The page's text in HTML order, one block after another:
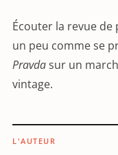
Écouter la revue de
un peu comme se
Pravdasur un
vintage.
L'AUTEUR